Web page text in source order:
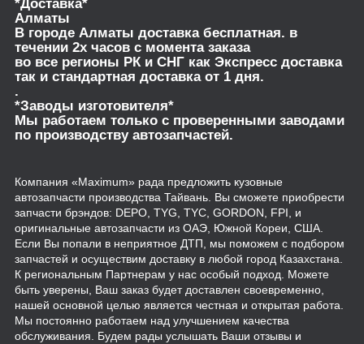
*Доставка*
Алматы
В городе Алматы доставка бесплатная. в
течении 2х часов с момента заказа
во все регионы РК и СНГ как Экспресс доставка
так и стандартная доставка от 1 дня.
.
*Заводы изготовителя*
Мы работаем только с проверенными заводами
по производству автозапчастей.
Компания «Maximum» рада предложить кузовные
автозапчасти производства Тайвань. Вы сможете приобрести
запчасти брэндов: DEPO, TYG, TYC, GORDON, FPI, и
оригинальные автозапчасти из ОАЭ, Южной Кореи, США.
Если Вы попали в неприятное ДТП, мы поможем с подбором
запчастей и осуществим доставку в любой город Казахстана.
К региональным Партнерам у нас особый подход. Можете
быть уверены, Ваш заказ будет доставлен своевременно,
нашей основной целью является честная и открытая работа.
Мы постоянно работаем над улучшением качества
обслуживания. Будем рады услышать Ваши отзывы и